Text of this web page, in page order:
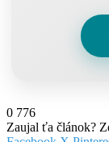
0 776
Zaujal ťa článok?